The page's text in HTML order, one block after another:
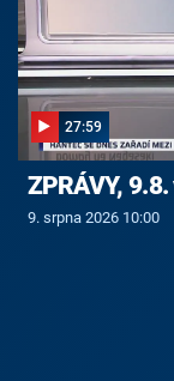
27:59
ZPRÁVY,
9. srpna 2026 10:00